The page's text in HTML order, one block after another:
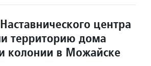
центра
территорию дома
колонии в Можайске